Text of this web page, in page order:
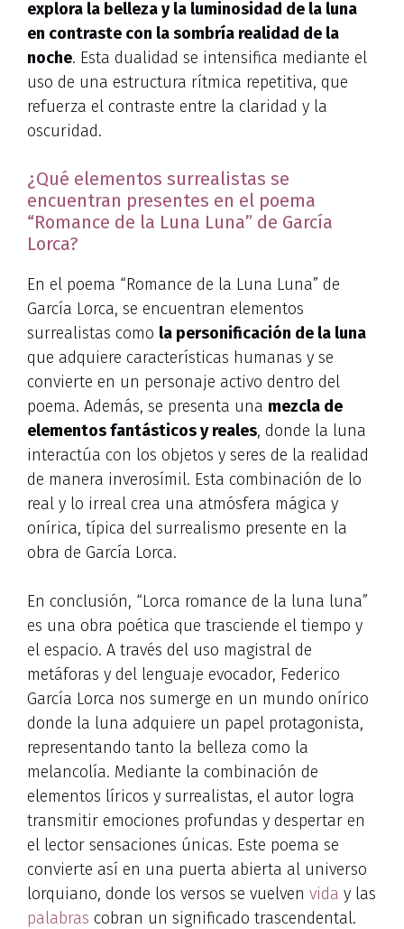
explora la belleza y la luminosidad de la luna
en contraste con la sombría realidad de la
noche. Esta dualidad se intensifica mediante el
uso de una estructura rítmica repetitiva, que
refuerza el contraste entre la claridad y la
oscuridad.
¿Qué elementos surrealistas se
encuentran presentes en el poema
“Romance de la Luna Luna” de García
Lorca?
En el poema “Romance de la Luna Luna” de
García Lorca, se encuentran elementos
surrealistas como la personificación de la luna
que adquiere características humanas y se
convierte en un personaje activo dentro del
poema. Además, se presenta una mezcla de
elementos fantásticos y reales, donde la luna
interactúa con los objetos y seres de la realidad
de manera inverosímil. Esta combinación de lo
real y lo irreal crea una atmósfera mágica y
onírica, típica del surrealismo presente en la
obra de García Lorca.
En conclusión, “Lorca romance de la luna luna”
es una obra poética que trasciende el tiempo y
el espacio. A través del uso magistral de
metáforas y del lenguaje evocador, Federico
García Lorca nos sumerge en un mundo onírico
donde la luna adquiere un papel protagonista,
representando tanto la belleza como la
melancolía. Mediante la combinación de
elementos líricos y surrealistas, el autor logra
transmitir emociones profundas y despertar en
el lector sensaciones únicas. Este poema se
convierte así en una puerta abierta al universo
lorquiano, donde los versos se vuelven vida y las
palabras cobran un significado trascendental.